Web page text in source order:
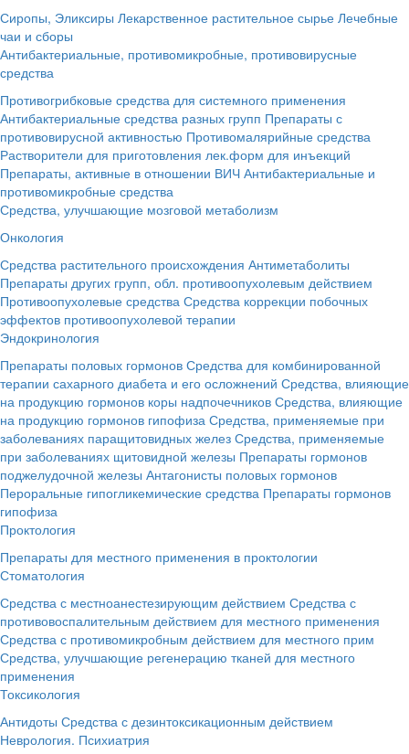
Сиропы, Эликсиры Лекарственное растительное сырье Лечебные
чаи и сборы
Антибактериальные, противомикробные, противовирусные
средства
Противогрибковые средства для системного применения
Антибактериальные средства разных групп Препараты с
противовирусной активностью Противомалярийные средства
Растворители для приготовления лек.форм для инъекций
Препараты, активные в отношении ВИЧ Антибактериальные и
противомикробные средства
Средства, улучшающие мозговой метаболизм
Онкология
Средства растительного происхождения Антиметаболиты
Препараты других групп, обл. противоопухолевым действием
Противоопухолевые средства Средства коррекции побочных
эффектов противоопухолевой терапии
Эндокринология
Препараты половых гормонов Средства для комбинированной
терапии сахарного диабета и его осложнений Средства, влияющие
на продукцию гормонов коры надпочечников Средства, влияющие
на продукцию гормонов гипофиза Средства, применяемые при
заболеваниях паращитовидных желез Средства, применяемые
при заболеваниях щитовидной железы Препараты гормонов
поджелудочной железы Антагонисты половых гормонов
Пероральные гипогликемические средства Препараты гормонов
гипофиза
Проктология
Препараты для местного применения в проктологии
Стоматология
Средства с местноанестезирующим действием Средства с
противовоспалительным действием для местного применения
Средства с противомикробным действием для местного прим
Средства, улучшающие регенерацию тканей для местного
применения
Токсикология
Антидоты Средства с дезинтоксикационным действием
Неврология. Психиатрия